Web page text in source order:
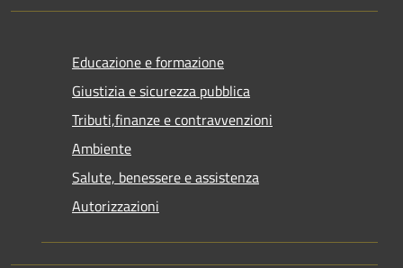
Educazione e formazione
Giustizia e sicurezza pubblica
Tributi,finanze e contravvenzioni
Ambiente
Salute, benessere e assistenza
Autorizzazioni